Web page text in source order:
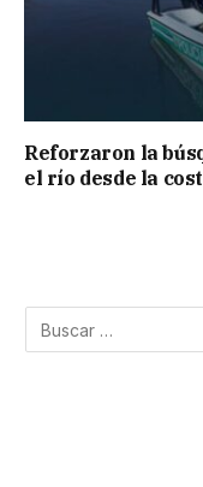
Reforzaron la
el río desde la